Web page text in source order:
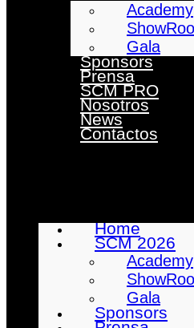
Academy
Gala
Sponsors
Prensa
SCM PRO
Nosotros
News
Contactos
Home
SCM 2026
Academy
Gala
Sponsors